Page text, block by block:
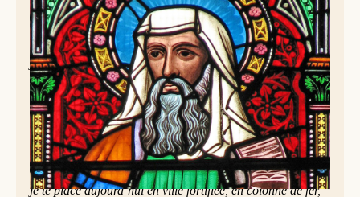
[Au temps de Josias,] la parole du Seigneur me fut
adressée : « Avant de te façonner dans le ventre de ta mère,
je te connaissais ; avant que tu sortes de la matrice, je t’ai
rendu saint ; je t’ai placé comme prophète pour les
nations.
[…]
Toi, mets ta ceinture à des reins et lève-toi, dis à leur
intention tout ce que je t’ordonnerai. Ne tremble pas
devant eux, sinon c’est je te ferai trembler devant eux. Moi,
je te place aujourd’hui en ville fortifiée, en colonne de fer,